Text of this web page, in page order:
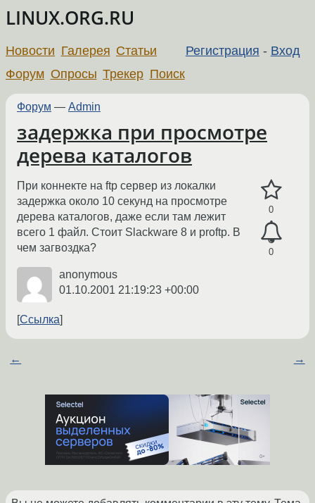
LINUX.ORG.RU
Регистрация - Вход
Новости Галерея Статьи
Форум Опросы Трекер Поиск
Форум — Admin
задержка при просмотре
дерева каталогов
0
0
При коннекте на ftp сервер из локалки
задержка около 10 секунд на просмотре
дерева каталогов, даже если там лежит
всего 1 файл. Стоит Slackware 8 и proftp. В
чем загвоздка?
anonymous
01.10.2001 21:19:23 +00:00
Ссылка
← →